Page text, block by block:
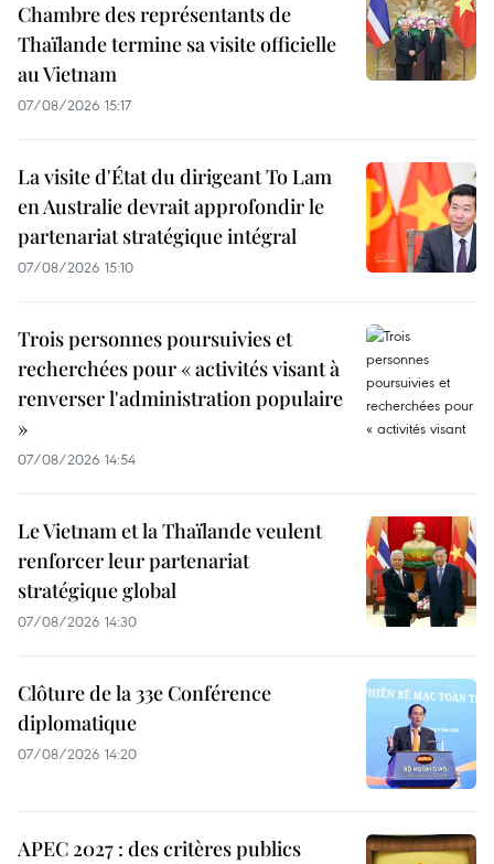
Chambre des représentants de
Thaïlande termine sa visite officielle
au Vietnam
07/08/2026 15:17
La visite d'État du dirigeant To Lam
en Australie devrait approfondir le
partenariat stratégique intégral
07/08/2026 15:10
Trois personnes poursuivies et
recherchées pour « activités visant à
renverser l'administration populaire
»
07/08/2026 14:54
Le Vietnam et la Thaïlande veulent
renforcer leur partenariat
stratégique global
07/08/2026 14:30
Clôture de la 33e Conférence
diplomatique
07/08/2026 14:20
APEC 2027 : des critères publics